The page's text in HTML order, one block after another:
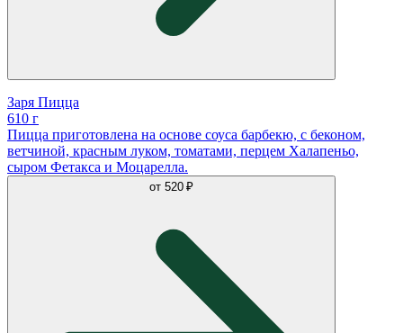
Заря Пицца
610 г
Пицца приготовлена на основе соуса барбекю, с беконом,
ветчиной, красным луком, томатами, перцем Халапеньо,
сыром Фетакса и Моцарелла.
от 520 ₽